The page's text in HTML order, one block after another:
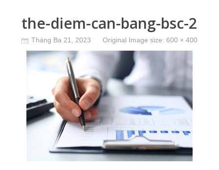
the-diem-can-bang-bsc-2
Tháng Ba 21, 2023 Original Image size: 600 × 400